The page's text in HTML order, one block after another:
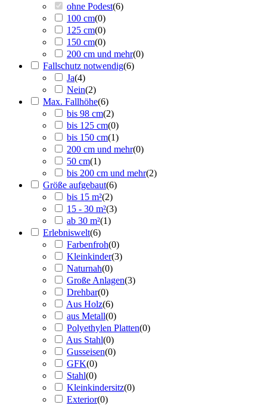
ohne Podest(6)
100 cm(0)
125 cm(0)
150 cm(0)
200 cm und mehr(0)
Fallschutz notwendig(6)
Ja(4)
Nein(2)
Max. Fallhöhe(6)
bis 98 cm(2)
bis 125 cm(0)
bis 150 cm(1)
200 cm und mehr(0)
50 cm(1)
bis 200 cm und mehr(2)
Größe aufgebaut(6)
bis 15 m²(2)
15 - 30 m²(3)
ab 30 m²(1)
Erlebniswelt(6)
Farbenfroh(0)
Kleinkinder(3)
Naturnah(0)
Große Anlagen(3)
Drehbar(0)
Aus Holz(6)
aus Metall(0)
Polyethylen Platten(0)
Aus Stahl(0)
Gusseisen(0)
GFK(0)
Stahl(0)
Kleinkindersitz(0)
Exterior(0)